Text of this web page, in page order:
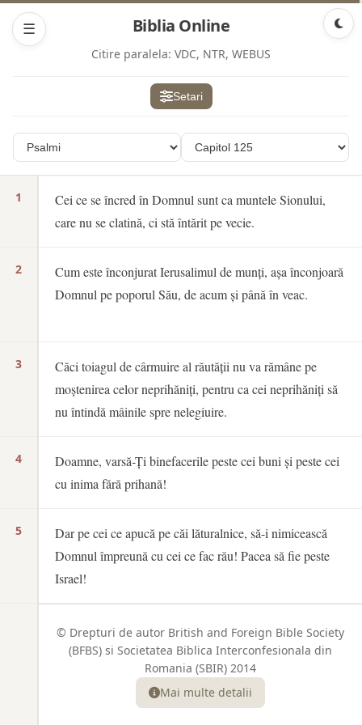
☰ Biblia Online
Citire paralela: VDC, NTR, WEBUS
Setari
1
2
3
4
5
Cei ce se încred în Domnul sunt ca muntele Sionului,
care nu se clatină, ci stă întărit pe vecie.
Cum este înconjurat Ierusalimul de munți, așa înconjoară
Domnul pe poporul Său, de acum și până în veac.
Căci toiagul de cârmuire al răutății nu va rămâne pe
moștenirea celor neprihăniți, pentru ca cei neprihăniți să
nu întindă mâinile spre nelegiuire.
Doamne, varsă-Ți binefacerile peste cei buni și peste cei
cu inima fără prihană!
Dar pe cei ce apucă pe căi lăturalnice, să-i nimicească
Domnul împreună cu cei ce fac rău! Pacea să fie peste
Israel!
© Drepturi de autor British and Foreign Bible Society
(BFBS) si Societatea Biblica Interconfesionala din
Romania (SBIR) 2014
Mai multe detalii